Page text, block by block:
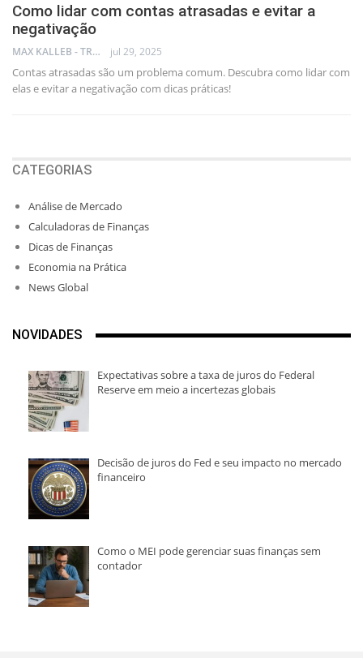
Como lidar com contas atrasadas e evitar a
negativação
MAX KALLEB - TRADER jul 29, 2025
Contas atrasadas são um problema comum. Descubra como lidar com
elas e evitar a negativação com dicas práticas!
CATEGORIAS
Análise de Mercado
Calculadoras de Finanças
Dicas de Finanças
Economia na Prática
News Global
NOVIDADES
Expectativas sobre a taxa de juros do Federal
Reserve em meio a incertezas globais
Decisão de juros do Fed e seu impacto no mercado
financeiro
Como o MEI pode gerenciar suas finanças sem
contador